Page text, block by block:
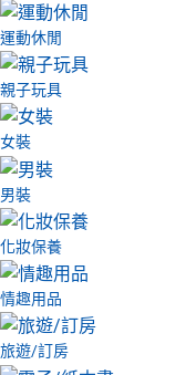
運動休閒
親子玩具
女裝
男裝
化妝保養
情趣用品
旅遊/訂房